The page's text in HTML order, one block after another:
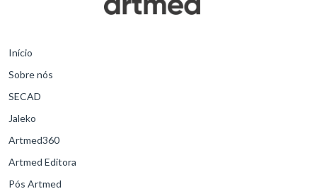
Início
Sobre nós
SECAD
Jaleko
Artmed360
Artmed Editora
Pós Artmed